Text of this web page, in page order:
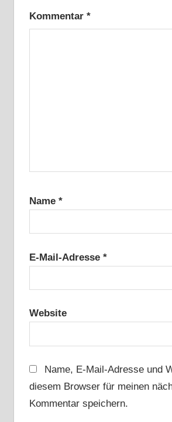
Kommentar *
Name *
E-Mail-Adresse *
Website
Name, E-Mail-Adresse und
diesem Browser für meinen
Kommentar speichern.